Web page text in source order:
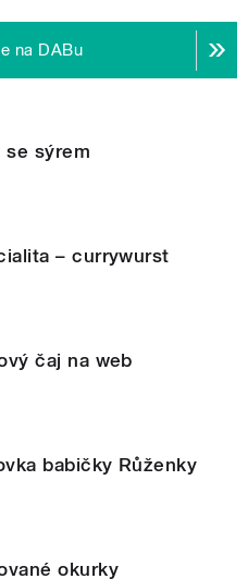
na DABu
sýrem
– currywurst
čaj na web
babičky Růženky
okurky